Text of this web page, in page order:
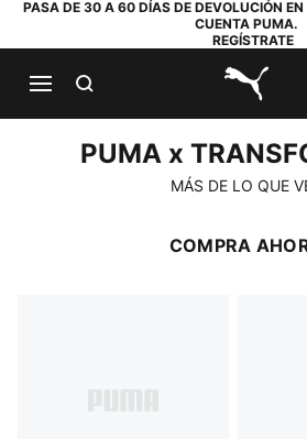
PASA DE 30 A 60 DÍAS DE DEVOLUCIÓN
CUENTA PUMA.
REGÍSTRATE
PUMA x TRANSFORMERS
PUMA x
MÁS DE LO QUE
COMPRA